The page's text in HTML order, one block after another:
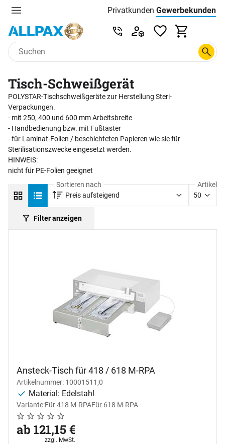
Menu Privatkunden Preisliste:
Gewerbekunden
Zum Hauptinhalt springen
Service & Beratung unter
Tisch-Schweißgerät
POLYSTAR-Tischschweißgeräte zur Herstellung Steri-
Verpackungen.
- mit 250, 400 und 600 mm Arbeitsbreite
- Handbedienung bzw. mit Fußtaster
- für Laminat-Folien / beschichteten Papieren wie sie für
Sterilisationszwecke eingesetzt werden.
HINWEIS:
nicht für PE-Folien geeignet
Filter anzeigen
Sortieren nach
Preis aufsteigend
Artikel
50
Ansteck-Tisch für 418 / 618 M-RPA
Artikelnummer: 10001511;0
Material: Edelstahl
Variante:Für 418 M-RPAFür 618 M-RPA
Noch keine Bewertungen abgegeben
0 Bewertungen
ab:
ab 121,15€
Steuerhinweis:
zzgl. MwSt.